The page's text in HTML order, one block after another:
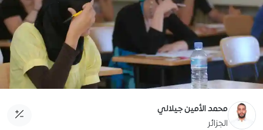
محمد الأمين جيلالي
الجزائر